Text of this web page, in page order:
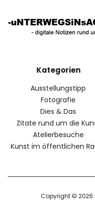
Kategorien
Ausstellungstipp
Fotografie
Dies & Das
Zitate rund um die
Atelierbesuche
Kunst im öffentlichen
Copyright © 2026